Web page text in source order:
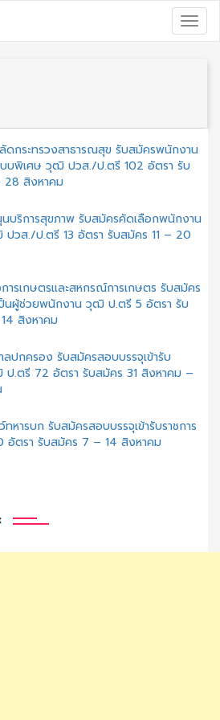
ดกระทรวงสาธารณสุข รับสมัครพนักงาน
บบพิเศษ วุฒิ ปวส./ป.ตรี 102 อัตรา รับ
28 สิงหาคม
บริการสุขภาพ รับสมัครคัดเลือกพนักงาน
ปวส./ป.ตรี 13 อัตรา รับสมัคร 11 – 20
การเกษตรและสหกรณ์การเกษตร รับสมัคร
นผู้ช่วยพนักงาน วุฒิ ป.ตรี 5 อัตรา รับ
สิงหาคม
ลปกครอง รับสมัครสอบบรรจุเข้ารับ
ป.ตรี 72 อัตรา รับสมัคร 31 สิงหาคม –
หารบก รับสมัครสอบบรรจุเข้ารับราชการ
ตรา รับสมัคร 7 – 14 สิงหาคม